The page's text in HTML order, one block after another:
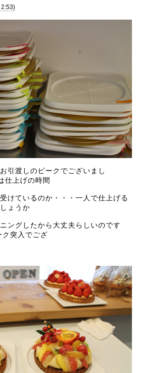
引渡しのピークでございまし
仕上げの時間
けているのか・・・一人で仕上げる
ょうか
ングしたから大丈夫らしいのです
突入でござ